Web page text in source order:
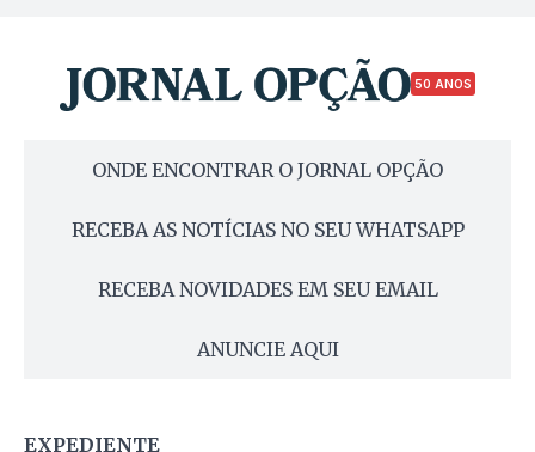
50 ANOS
ONDE ENCONTRAR O JORNAL OPÇÃO
RECEBA AS NOTÍCIAS NO SEU WHATSAPP
RECEBA NOVIDADES EM SEU EMAIL
ANUNCIE AQUI
EXPEDIENTE